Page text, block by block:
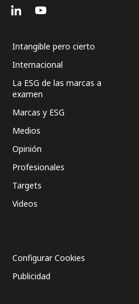
Intangible pero cierto
Internacional
La ESG de las marcas a
examen
Marcas y ESG
Medios
Opinión
Profesionales
Targets
Videos
Configurar Cookies
Publicidad